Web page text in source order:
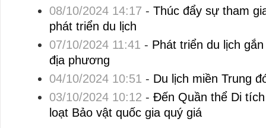
08/10/2024 14:17 - Thúc đẩy sự tham
phát triển du lịch
07/10/2024 11:41 - Phát triển du lịch
địa phương
04/10/2024 10:51 - Du lịch miền Trung
03/10/2024 10:12 - Đến Quần thể Di
loạt Bảo vật quốc gia quý giá